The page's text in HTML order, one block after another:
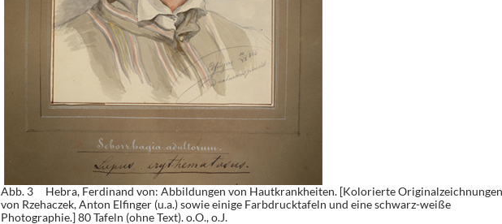
Abb. 3 Hebra, Ferdinand von: Abbildungen von Hautkrankheiten. [Kolorierte Originalzeichnungen
von Rzehaczek, Anton Elfinger (u.a.) sowie einige Farbdrucktafeln und eine schwarz-weiße
Photographie.] 80 Tafeln (ohne Text). o.O., o.J.